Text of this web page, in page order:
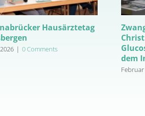
Hausärztetag
| 0 Comments
dem